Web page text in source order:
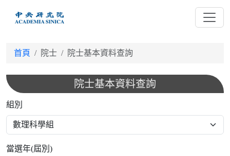
首頁 院士 院士基本資料查詢
院士基本資料查詢
組別
當選年(屆別)